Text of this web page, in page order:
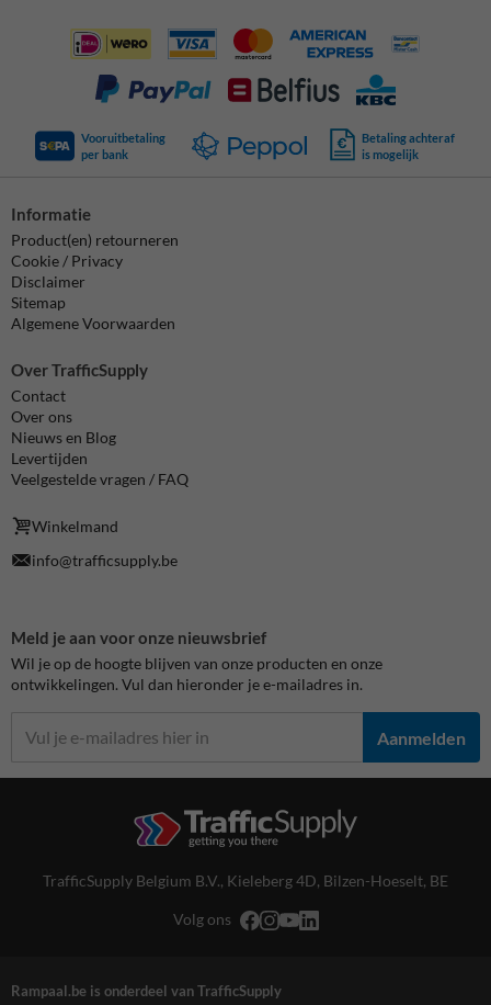
Vooruitbetaling
per bank
Betaling achteraf
is mogelijk
Informatie
Product(en) retourneren
Cookie / Privacy
Disclaimer
Sitemap
Algemene Voorwaarden
Over TrafficSupply
Contact
Over ons
Nieuws en Blog
Levertijden
Veelgestelde vragen / FAQ
Winkelmand
info@trafficsupply.be
Meld je aan voor onze nieuwsbrief
Wil je op de hoogte blijven van onze producten en onze
ontwikkelingen. Vul dan hieronder je e-mailadres in.
Aanmelden
TrafficSupply Belgium B.V., Kieleberg 4D, Bilzen-Hoeselt, BE
Volg ons
Rampaal.be is onderdeel van TrafficSupply